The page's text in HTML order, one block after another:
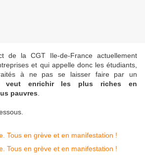
de la CGT Ile-de-France actuellement
et qui appelle donc les étudiants,
à ne pas se laisser faire par un
veut enrichir les plus riches en
pauvres